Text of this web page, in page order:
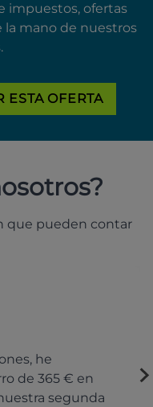
impuestos, ofertas
la mano de nuestros
ESTA OFERTA
que pueden contar
he
de 365 € en
segunda